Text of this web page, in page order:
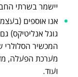
יישמר בשרתי
אנו אוספים
גוגל אנליטיקס)
ועוד.